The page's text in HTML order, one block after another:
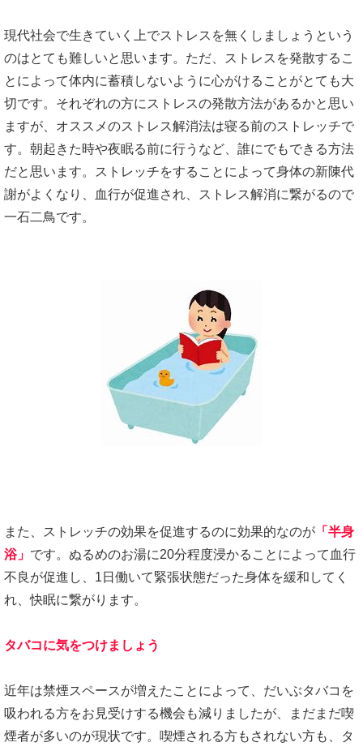
現代社会で生きていく上でストレスを無くしましょうという
のはとても難しいと思います。ただ、ストレスを発散するこ
とによって体内に蓄積しないように心がけることがとても大
切です。それぞれの方にストレスの発散方法があるかと思い
ますが、オススメのストレス解消法は寝る前のストレッチで
す。朝起きた時や夜眠る前に行うなど、誰にでもできる方法
だと思います。ストレッチをすることによって身体の新陳代
謝がよくなり、血行が促進され、ストレス解消に繋がるので
一石二鳥です。
また、ストレッチの効果を促進するのに効果的なのが 「半身
浴」 です。ぬるめのお湯に20分程度浸かることによって血行
不良が促進し、1日働いて緊張状態だった身体を緩和してく
れ、快眠に繋がります。
タバコに気をつけましょう
近年は禁煙スペースが増えたことによって、だいぶタバコを
吸われる方をお見受けする機会も減りましたが、まだまだ喫
煙者が多いのが現状です。喫煙される方もされない方も、タ